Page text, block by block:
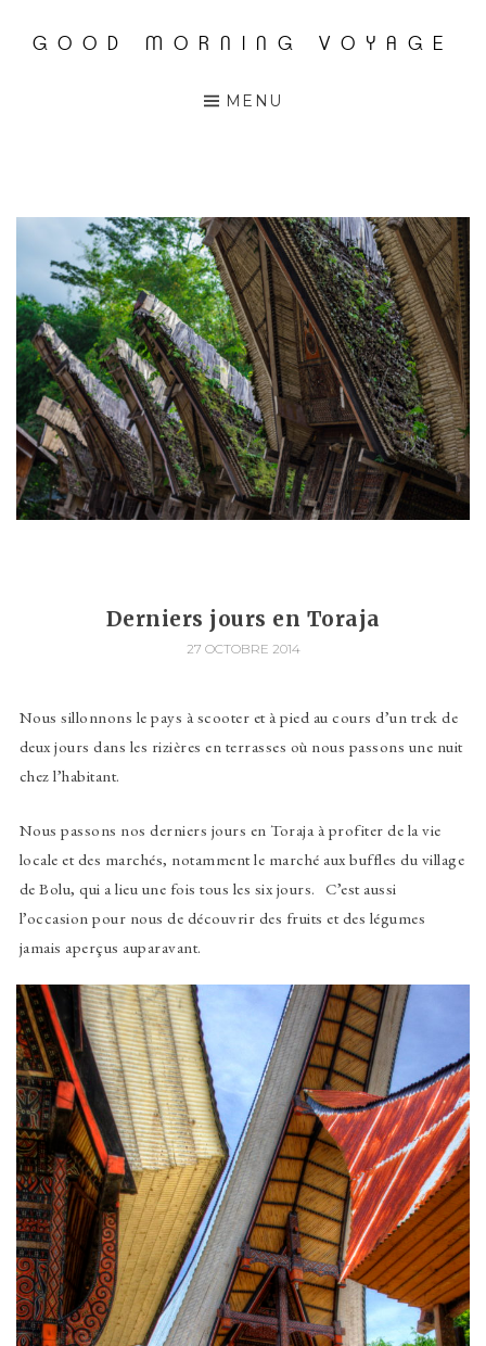
AccéderGOOD MORNING VOYAGE
MENU
Derniers jours en Toraja
27 OCTOBRE 2014
Nous sillonnons le pays à scooter et à pied au cours d’un trek de
deux jours dans les rizières en terrasses où nous passons une nuit
chez l’habitant.
Nous passons nos derniers jours en Toraja à profiter de la vie
locale et des marchés, notamment le marché aux buffles du village
de Bolu, qui a lieu une fois tous les six jours. C’est aussi
l’occasion pour nous de découvrir des fruits et des légumes
jamais aperçus auparavant.